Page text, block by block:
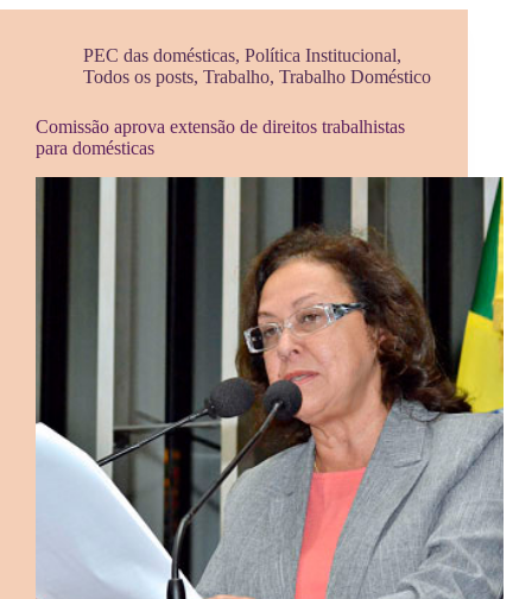
PEC das domésticas, Política Institucional,
Todos os posts, Trabalho, Trabalho Doméstico
Comissão aprova extensão de direitos trabalhistas
para domésticas